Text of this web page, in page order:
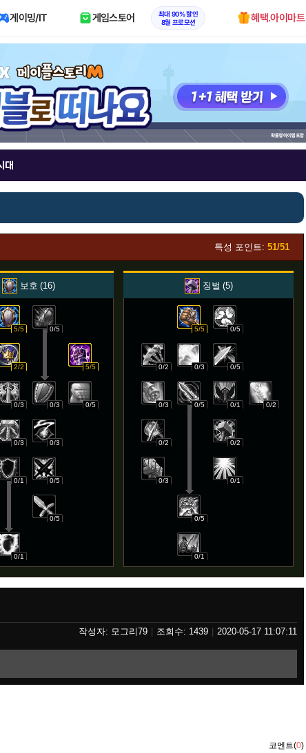
게이밍/IT 게임스토어
최대 90% 할인
8월 프로모션
혜택.아이마트
대
특성 포인트: 51/51
보호 16
5/5 0/5
2/2 5/5
0/3 0/3 0/5
0/3 0/3
0/1 0/5
0/5
0/1
징벌 5
5/5 0/5
0/2 0/3 0/5
0/3 0/5 0/1 0/2
0/2 0/2
0/3 0/1
0/5
0/1
모그리79 1439 2020-05-17 11:07:11
코멘트(0)